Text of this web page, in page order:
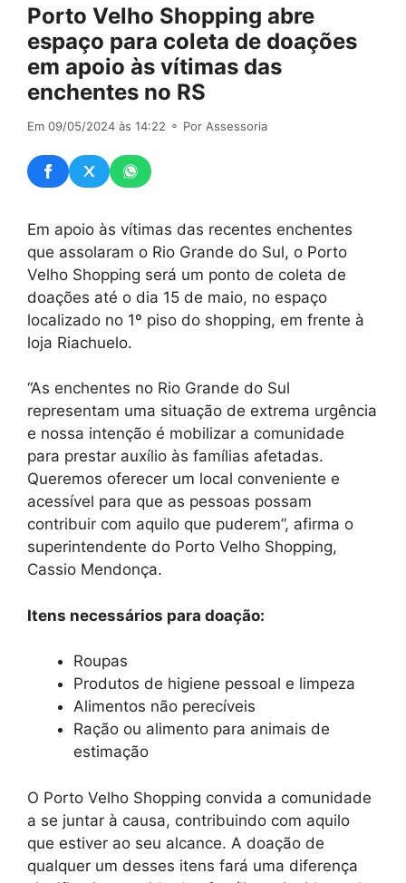
Porto Velho Shopping abre
espaço para coleta de doações
em apoio às vítimas das
enchentes no RS
Em 09/05/2024 às 14:22 ⚬ Por Assessoria
Em apoio às vítimas das recentes enchentes
que assolaram o Rio Grande do Sul, o Porto
Velho Shopping será um ponto de coleta de
doações até o dia 15 de maio, no espaço
localizado no 1º piso do shopping, em frente à
loja Riachuelo.
“As enchentes no Rio Grande do Sul
representam uma situação de extrema urgência
e nossa intenção é mobilizar a comunidade
para prestar auxílio às famílias afetadas.
Queremos oferecer um local conveniente e
acessível para que as pessoas possam
contribuir com aquilo que puderem”, afirma o
superintendente do Porto Velho Shopping,
Cassio Mendonça.
Itens necessários para doação:
Roupas
Produtos de higiene pessoal e limpeza
Alimentos não perecíveis
Ração ou alimento para animais de
estimação
O Porto Velho Shopping convida a comunidade
a se juntar à causa, contribuindo com aquilo
que estiver ao seu alcance. A doação de
qualquer um desses itens fará uma diferença